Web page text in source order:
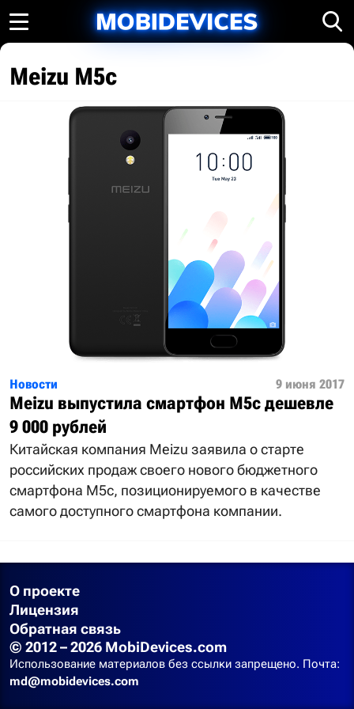
Meizu M5c
Новости 9 июня 2017
Meizu выпустила смартфон M5c дешевле
9 000 рублей
Китайская компания Meizu заявила о старте
российских продаж своего нового бюджетного
смартфона M5c, позиционируемого в качестве
самого доступного смартфона компании.
О проекте
Лицензия
Обратная связь
© 2012 – 2026 MobiDevices.com
Использование материалов без ссылки запрещено. Почта:
md@mobidevices.com